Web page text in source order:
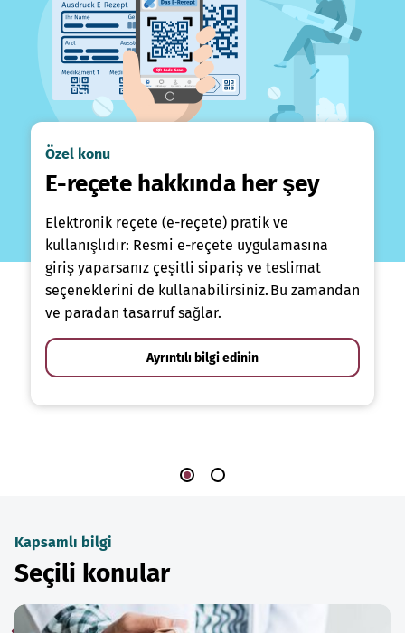
Özel konu
E-reçete hakkında her şey
Elektronik reçete (e-reçete) pratik ve
kullanışlıdır: Resmi e-reçete uygulamasına
giriş yaparsanız çeşitli sipariş ve teslimat
seçeneklerini de kullanabilirsiniz. Bu zamandan
ve paradan tasarruf sağlar.
Ayrıntılı bilgi edinin
Kapsamlı bilgi
Seçili konular